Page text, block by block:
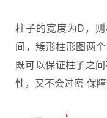
柱子的宽度为D，
间，簇形柱形图两
既可以保证柱子之
性，又不会过密-保